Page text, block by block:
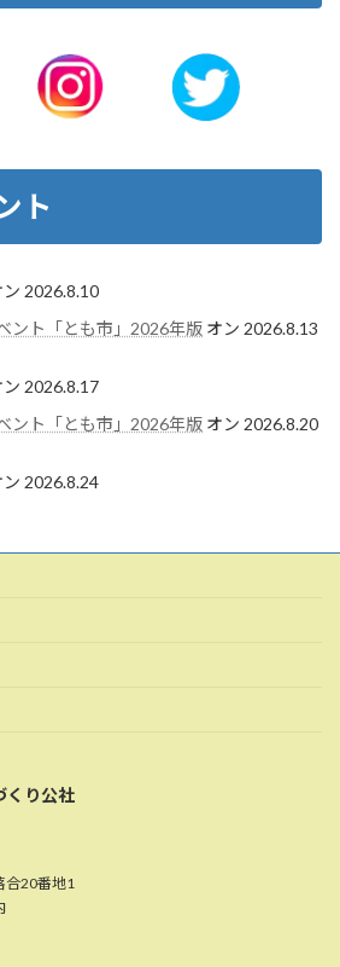
ト
ン 2026.8.10
ント「とも市」2026年版 オン 2026.8.13
ン 2026.8.17
ント「とも市」2026年版 オン 2026.8.20
ン 2026.8.24
くり公社
合20番地1